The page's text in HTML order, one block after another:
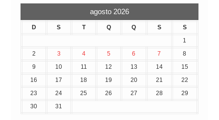
agosto 2026
D S T Q Q S
S
1
2
3 4 5 6 7
8
9
10 11 12 13 14
15
16
17 18 19 20 21
22
23
24 25 26 27 28
29
30
31